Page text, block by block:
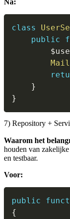
class
public
Mail
}
}
7) Repository +
Waarom het
houden van zakelijke
en testbaar.
Voor:
public
{